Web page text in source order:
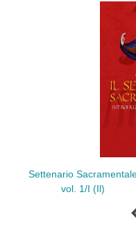
Sacramentale
vol. 1/I (Il)